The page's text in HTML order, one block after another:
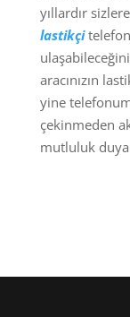
yıllardır
lastikçitelefon
aracınızın
yine
çekinmeden
mutluluk